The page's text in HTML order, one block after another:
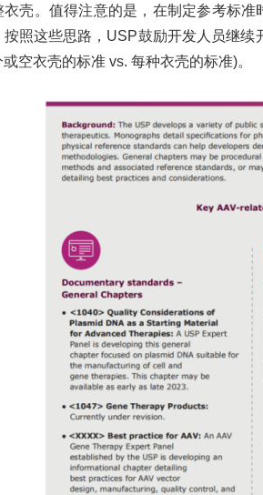
壳。值得注意的是，在制定参考标准
照这些思路，USP鼓励开发人员继续
空衣壳的标准 vs. 每种衣壳的标准)。